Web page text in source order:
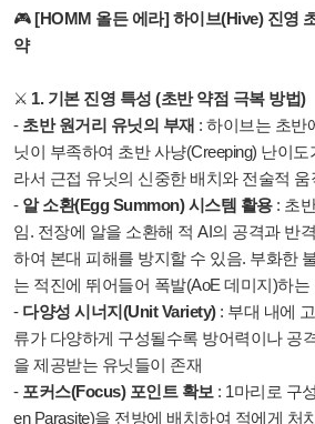
🎮[HOMM 올든 에라] 하이브(Hive) 진영
약
⚔️ 1. 기본 진영 특성 (초반 약점 극복 방법)
- 초반 원거리 유닛의 부재 : 하이브는 초반
닛이 부족하여 초반 사냥(Creeping) 난이
라서 근접 유닛의 신중한 배치와 전술적 움
- 알 소환(Egg Summon) 시스템 활용: 초
임. 전장에 알을 소환해 적 AI의 공격과 반
하여 본대 피해를 방지할 수 있음. 부화한
는 적진에 뛰어들어 폭발(AoE 데미지)하
- 다양성 시너지(Unit Variety): 부대 내에
류가 다양하게 구성될수록 방어력이나 공
을 제공받는 유닛들이 존재
- 포커스(Focus) 포인트 확보 : 1마리로 구
en Parasite)을 전방에 배치하여 적에게 처